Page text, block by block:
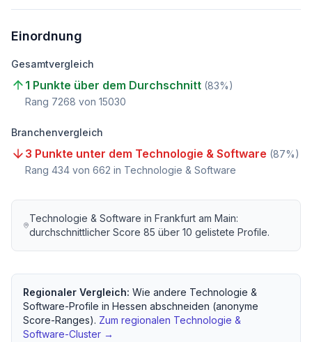
Einordnung
Gesamtvergleich
1 Punkte über dem Durchschnitt (83%)
Rang 7268 von 15030
Branchenvergleich
3 Punkte unter dem Technologie & Software (87%)
Rang 434 von 662 in Technologie & Software
Technologie & Software inFrankfurt am Main:
durchschnittlicher Score85 über10 gelistete Profile.
Regionaler Vergleich: Wie andere Technologie &
Software-Profile in Hessen abschneiden (anonyme
Score-Ranges). Zum regionalen Technologie &
Software-Cluster →